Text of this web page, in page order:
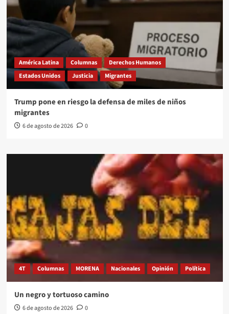
América Latina Columnas
Derechos Humanos
Estados Unidos
Justicia Migrantes
Trump pone en riesgo la defensa de miles de niños
migrantes
6 de agosto de 2026 0
4T Columnas MORENA Nacionales Opinión Política
Un negro y tortuoso camino
6 de agosto de 2026 0